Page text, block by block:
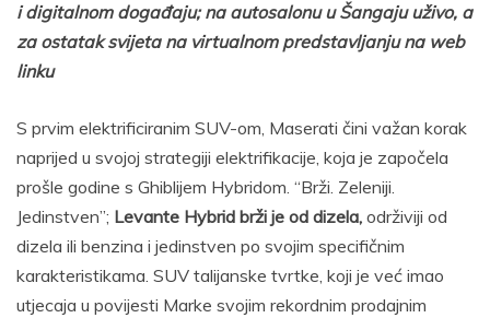
i digitalnom događaju; na autosalonu u Šangaju uživo, a
za ostatak svijeta na virtualnom predstavljanju na web
linku
S prvim elektrificiranim SUV-om, Maserati čini važan korak
naprijed u svojoj strategiji elektrifikacije, koja je započela
prošle godine s Ghiblijem Hybridom. “Brži. Zeleniji.
Jedinstven”; Levante Hybrid brži je od dizela, održiviji od
dizela ili benzina i jedinstven po svojim specifičnim
karakteristikama. SUV talijanske tvrtke, koji je već imao
utjecaja u povijesti Marke svojim rekordnim prodajnim